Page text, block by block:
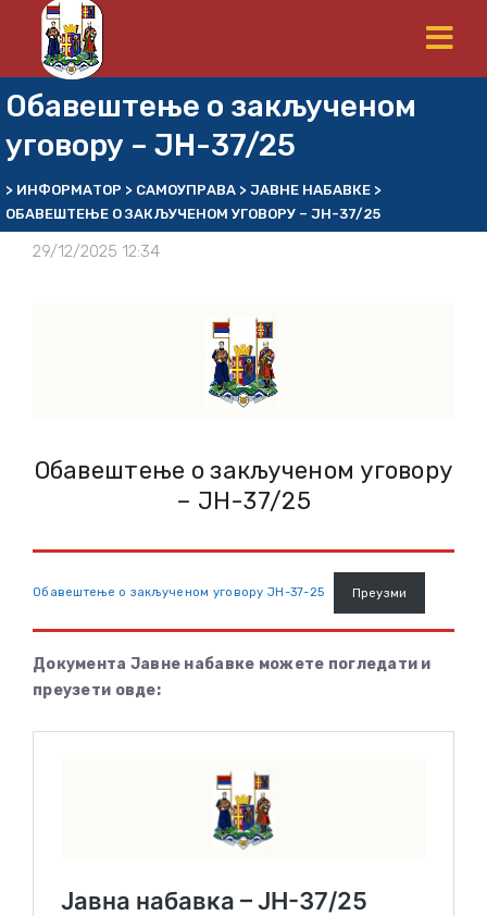
Обавештење о закљученом
уговору – ЈН-37/25
> ИНФОРМАТОР > САМОУПРАВА > ЈАВНЕ НАБАВКЕ >
ОБАВЕШТЕЊЕ О ЗАКЉУЧЕНОМ УГОВОРУ – ЈН-37/25
29/12/2025 12:34
Обавештење о закљученом уговору
– ЈН-37/25
Обавештење о закљученом уговору ЈН-37-25 Преузми
Документа Јавне набавке можете погледати и
преузети овде: